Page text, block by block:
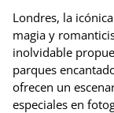
Londres, la
magia y
inolvidable
parques
ofrecen un
especiales en